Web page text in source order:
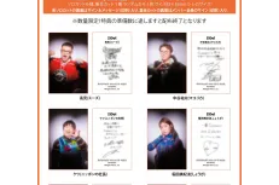
S Cawaii! ME
声優写真集・フォトブック
声優グッズ